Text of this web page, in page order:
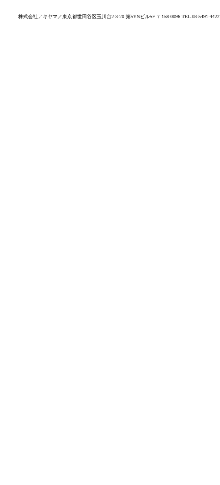
株式会社アキヤマ／東京都世田谷区玉川台2-3-20 第5YNビル5F 〒158-0096 TEL.03-5491-4422